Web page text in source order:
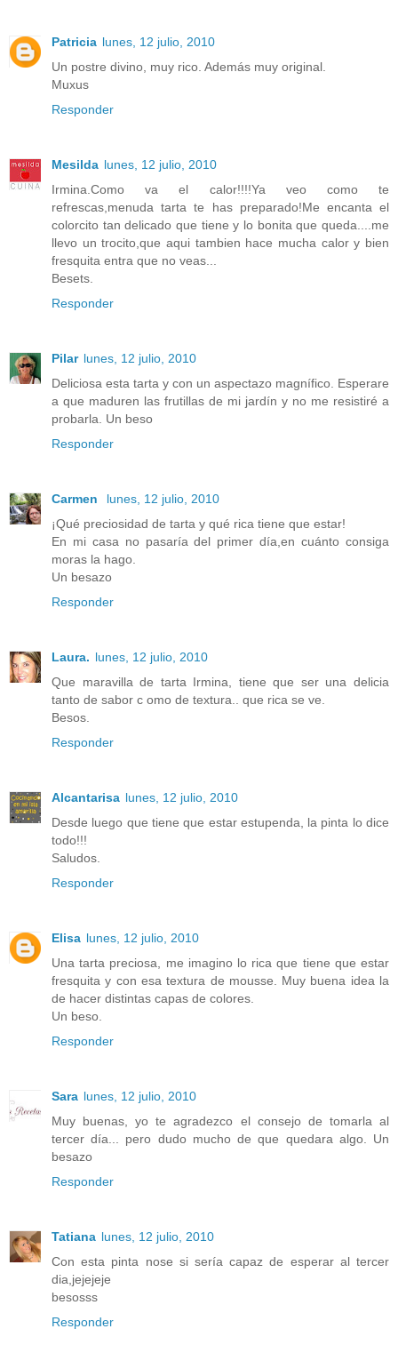
Patricia lunes, 12 julio, 2010
Un postre divino, muy rico. Además muy original.
Muxus
Responder
Mesilda lunes, 12 julio, 2010
Irmina.Como va el calor!!!!Ya veo como te
refrescas,menuda tarta te has preparado!Me encanta el
colorcito tan delicado que tiene y lo bonita que queda....me
llevo un trocito,que aqui tambien hace mucha calor y bien
fresquita entra que no veas...
Besets.
Responder
Pilar lunes, 12 julio, 2010
Deliciosa esta tarta y con un aspectazo magnífico. Esperare
a que maduren las frutillas de mi jardín y no me resistiré a
probarla. Un beso
Responder
Carmen
lunes, 12 julio, 2010
¡Qué preciosidad de tarta y qué rica tiene que estar!
En mi casa no pasaría del primer día,en cuánto consiga
moras la hago.
Un besazo
Responder
Laura. lunes, 12 julio, 2010
Que maravilla de tarta Irmina, tiene que ser una delicia
tanto de sabor c omo de textura.. que rica se ve.
Besos.
Responder
Alcantarisa lunes, 12 julio, 2010
Desde luego que tiene que estar estupenda, la pinta lo dice
todo!!!
Saludos.
Responder
Elisa lunes, 12 julio, 2010
Una tarta preciosa, me imagino lo rica que tiene que estar
fresquita y con esa textura de mousse. Muy buena idea la
de hacer distintas capas de colores.
Un beso.
Responder
Sara lunes, 12 julio, 2010
Muy buenas, yo te agradezco el consejo de tomarla al
tercer día... pero dudo mucho de que quedara algo. Un
besazo
Responder
Tatiana lunes, 12 julio, 2010
Con esta pinta nose si sería capaz de esperar al tercer
dia,jejejeje
besosss
Responder